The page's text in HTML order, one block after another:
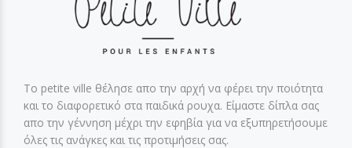
Το petite ville θέλησε απο την αρχή να φέρει την ποιότητα
και το διαφορετικό στα παιδικά ρουχα. Είμαστε δίπλα σας
απο την γέννηση μέχρι την εφηβία για να εξυπηρετήσουμε
όλες τις ανάγκες και τις προτιμήσεις σας.